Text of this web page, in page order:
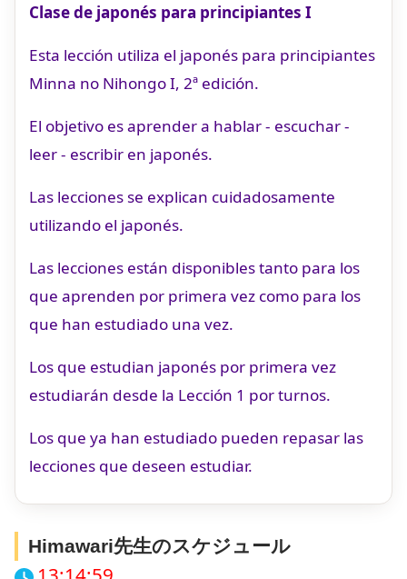
Clase de japonés para principiantes I
Esta lección utiliza el japonés para principiantes
Minna no Nihongo I, 2ª edición.
El objetivo es aprender a hablar - escuchar -
leer - escribir en japonés.
Las lecciones se explican cuidadosamente
utilizando el japonés.
Las lecciones están disponibles tanto para los
que aprenden por primera vez como para los
que han estudiado una vez.
Los que estudian japonés por primera vez
estudiarán desde la Lección 1 por turnos.
Los que ya han estudiado pueden repasar las
lecciones que deseen estudiar.
Himawari先生のスケジュール